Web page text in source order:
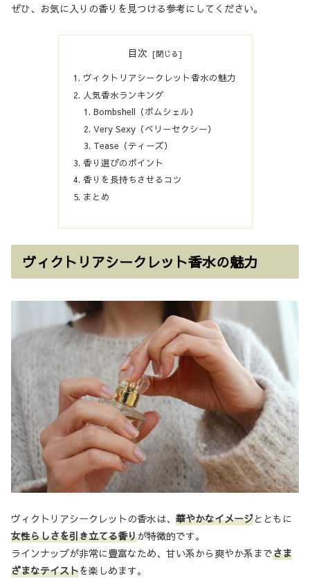
ぜひ、お気に入りの香りを見つける参考にしてください。
目次
ヴィクトリアシークレット香水の魅力
人気香水ランキング
Bombshell（ボムシェル）
Very Sexy（ベリーセクシー）
Tease（ティーズ）
香り選びのポイント
香りを長持ちさせるコツ
まとめ
ヴィクトリアシークレット香水の魅力
ヴィクトリアシークレットの香水は、 華やかなイメージとともに
女性らしさを引き立てる香りが特徴的です。
ラインナップが非常に豊富なため、甘い系から爽やか系までさま
ざまなテイストを楽しめます。